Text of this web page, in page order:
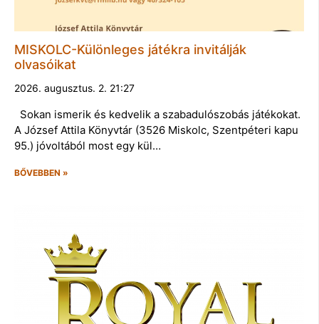
MISKOLC-Különleges játékra invitálják
olvasóikat
2026. augusztus. 2. 21:27
Sokan ismerik és kedvelik a szabadulószobás játékokat.
A József Attila Könyvtár (3526 Miskolc, Szentpéteri kapu
95.) jóvoltából most egy kül…
BŐVEBBEN »